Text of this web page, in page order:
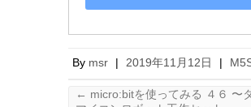
By msr | 2019年11月12日 |
← micro:bitを使ってみる ４６ 〜